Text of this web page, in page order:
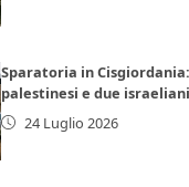
Sparatoria in
palestinesi e due israeliani
24 Luglio 2026